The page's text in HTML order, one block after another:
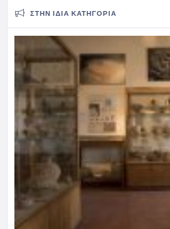
ΣΤΗΝ ΊΔΙΑ ΚΑΤΗΓΟΡΊΑ